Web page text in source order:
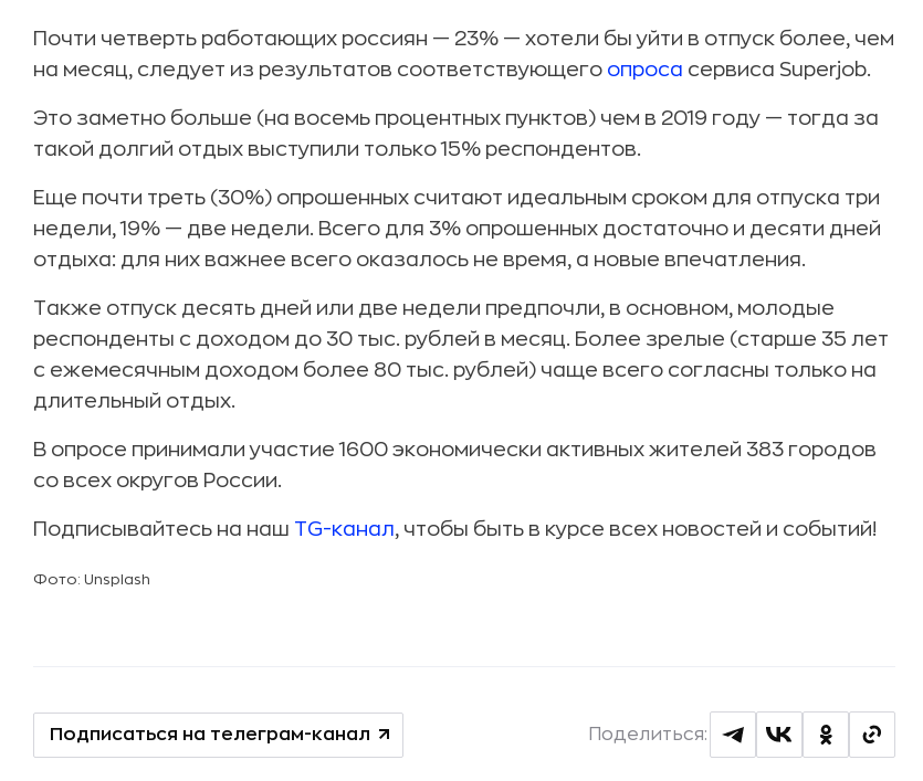
Почти четверть работающих россиян — 23% — хотели бы уйти в отпуск более, чем
на месяц, следует из результатов соответствующего опроса сервиса Superjob.
Это заметно больше (на восемь процентных пунктов) чем в 2019 году — тогда за
такой долгий отдых выступили только 15% респондентов.
Еще почти треть (30%) опрошенных считают идеальным сроком для отпуска три
недели, 19% — две недели. Всего для 3% опрошенных достаточно и десяти дней
отдыха: для них важнее всего оказалось не время, а новые впечатления.
Также отпуск десять дней или две недели предпочли, в основном, молодые
респонденты с доходом до 30 тыс. рублей в месяц. Более зрелые (старше 35 лет
с ежемесячным доходом более 80 тыс. рублей) чаще всего согласны только на
длительный отдых.
В опросе принимали участие 1600 экономически активных жителей 383 городов
со всех округов России.
Подписывайтесь на наш TG-канал, чтобы быть в курсе всех новостей и событий!
Фото: Unsplash
Подписаться на телеграм-канал Поделиться: